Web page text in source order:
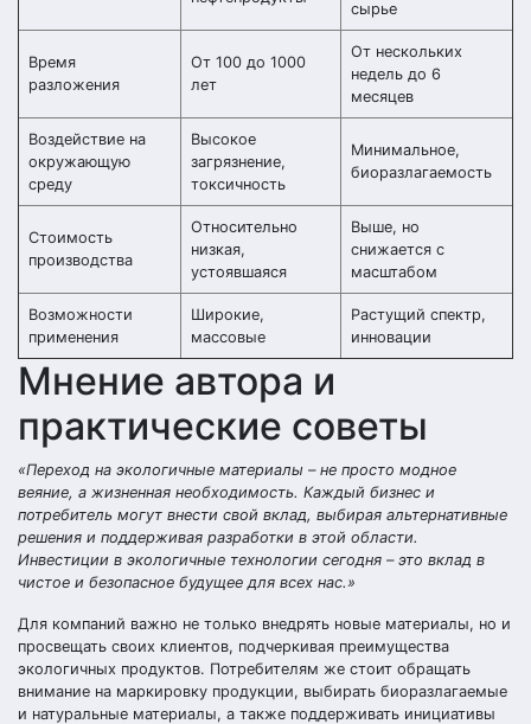
сырье
Время
разложения
От 100 до 1000
лет
От нескольких
недель до 6
месяцев
Воздействие на
окружающую
среду
Высокое
загрязнение,
токсичность
Минимальное,
биоразлагаемость
Стоимость
производства
Относительно
низкая,
устоявшаяся
Выше, но
снижается с
масштабом
Возможности
применения
Широкие,
массовые
Растущий спектр,
инновации
Мнение автора и
практические советы
«Переход на экологичные материалы – не просто модное
веяние, а жизненная необходимость. Каждый бизнес и
потребитель могут внести свой вклад, выбирая альтернативные
решения и поддерживая разработки в этой области.
Инвестиции в экологичные технологии сегодня – это вклад в
чистое и безопасное будущее для всех нас.»
Для компаний важно не только внедрять новые материалы, но и
просвещать своих клиентов, подчеркивая преимущества
экологичных продуктов. Потребителям же стоит обращать
внимание на маркировку продукции, выбирать биоразлагаемые
и натуральные материалы, а также поддерживать инициативы